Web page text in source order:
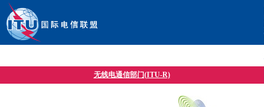
无线电通信部门(ITU-R)